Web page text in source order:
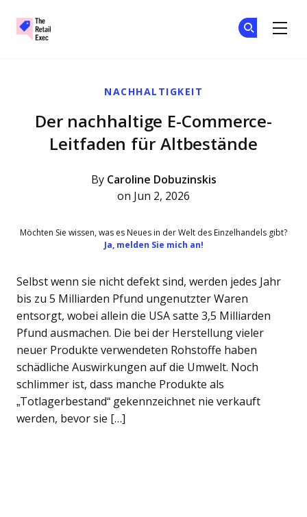
NACHHALTIGKEIT
Der nachhaltige E-Commerce-
Leitfaden für Altbestände
By Caroline Dobuzinskis
on Jun 2, 2026
Möchten Sie wissen, was es Neues in der Welt des Einzelhandels gibt?
Ja, melden Sie mich an!
Selbst wenn sie nicht defekt sind, werden jedes Jahr
bis zu 5 Milliarden Pfund ungenutzter Waren
entsorgt, wobei allein die USA satte 3,5 Milliarden
Pfund ausmachen. Die bei der Herstellung vieler
neuer Produkte verwendeten Rohstoffe haben
schädliche Auswirkungen auf die Umwelt. Noch
schlimmer ist, dass manche Produkte als
„Totlagerbestand“ gekennzeichnet nie verkauft
werden, bevor sie […]